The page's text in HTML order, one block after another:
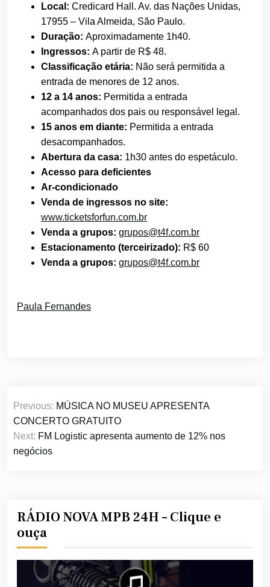
Local: Credicard Hall. Av. das Nações Unidas,
17955 – Vila Almeida, São Paulo.
Duração: Aproximadamente 1h40.
Ingressos: A partir de R$ 48.
Classificação etária: Não será permitida a
entrada de menores de 12 anos.
12 a 14 anos: Permitida a entrada
acompanhados dos pais ou responsável legal.
15 anos em diante: Permitida a entrada
desacompanhados.
Abertura da casa: 1h30 antes do espetáculo.
Acesso para deficientes
Ar-condicionado
Venda de ingressos no site:
www.ticketsforfun.com.br
Venda a grupos: grupos@t4f.com.br
Estacionamento (terceirizado): R$ 60
Venda a grupos: grupos@t4f.com.br
Paula Fernandes
Navegação
de
Post
Previous: MÚSICA NO MUSEU APRESENTA
CONCERTO GRATUITO
Next: FM Logistic apresenta aumento de 12% nos
negócios
RÁDIO NOVA MPB 24H – Clique e
ouça